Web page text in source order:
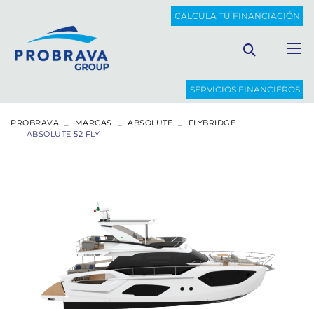
CALCULA TU FINANCIACIÓN
SERVICIOS FINANCIEROS
PROBRAVA MARCAS ABSOLUTE
FLYBRIDGE
ABSOLUTE 52 FLY